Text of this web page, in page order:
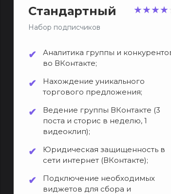
Стандартный ★★★★
Набор подписчиков
Аналитика группы и
во ВКонтакте;
Нахождение уникального
торгового предложения;
Ведение группы ВКонтакте (3
поста и сторис в неделю, 1
видеоклип);
Юридическая защищенность в
сети интернет (ВКонтакте);
Подключение необходимых
виджетов для сбора и